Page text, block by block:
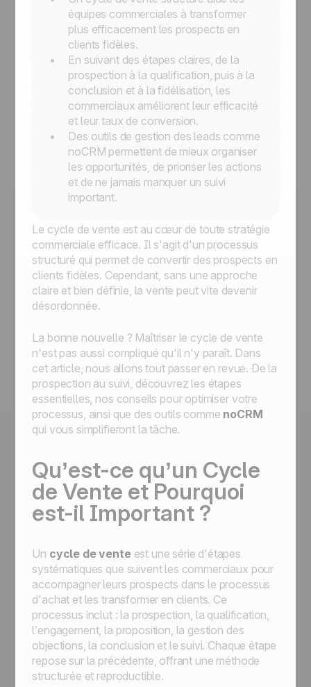
équipes commerciales à transformer
plus efficacement les prospects en
clients fidèles.
En suivant des étapes claires, de la
prospection à la qualification, puis à la
conclusion et à la fidélisation, les
commerciaux améliorent leur efficacité
et leur taux de conversion.
Des outils de gestion des leads comme
noCRM permettent de mieux organiser
les opportunités, de prioriser les actions
et de ne jamais manquer un suivi
important.
Le cycle de vente est au cœur de toute stratégie
commerciale efficace. Il s'agit d'un processus
structuré qui permet de convertir des prospects en
clients fidèles. Cependant, sans une approche
claire et bien définie, la vente peut vite devenir
désordonnée.
La bonne nouvelle ? Maîtriser le cycle de vente
n'est pas aussi compliqué qu'il n'y paraît. Dans
cet article, nous allons tout passer en revue. De la
prospection au suivi, découvrez les étapes
essentielles, nos conseils pour optimiser votre
processus, ainsi que des outils comme noCRM
qui vous simplifieront la tâche.
Qu’est-ce qu’un Cycle
de Vente et Pourquoi
est-il Important ?
Un cycle de venteest une série d'étapes
systématiques que suivent les commerciaux pour
accompagner leurs prospects dans le processus
d'achat et les transformer en clients. Ce
processus inclut : la prospection, la qualification,
l’engagement, la proposition, la gestion des
objections, la conclusion et le suivi. Chaque étape
repose sur la précédente, offrant une méthode
structurée et reproductible.